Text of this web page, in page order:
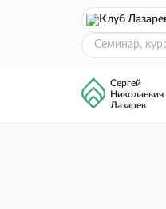
Сергей
Николаевич
Лазарев